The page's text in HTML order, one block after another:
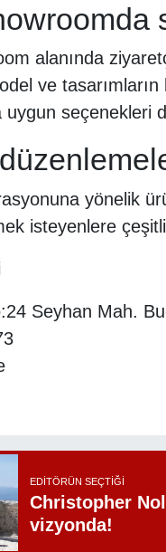
alanında
ve
uygun seçenekleri
yönelik
isteyenlere
Seyhan Mah.
EDITÖRÜN SEÇTIĞI
Christopher
vizyonda!